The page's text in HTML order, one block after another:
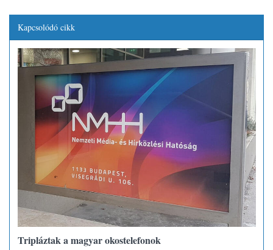
Kapcsolódó cikk
Tripláztak a magyar okostelefonok